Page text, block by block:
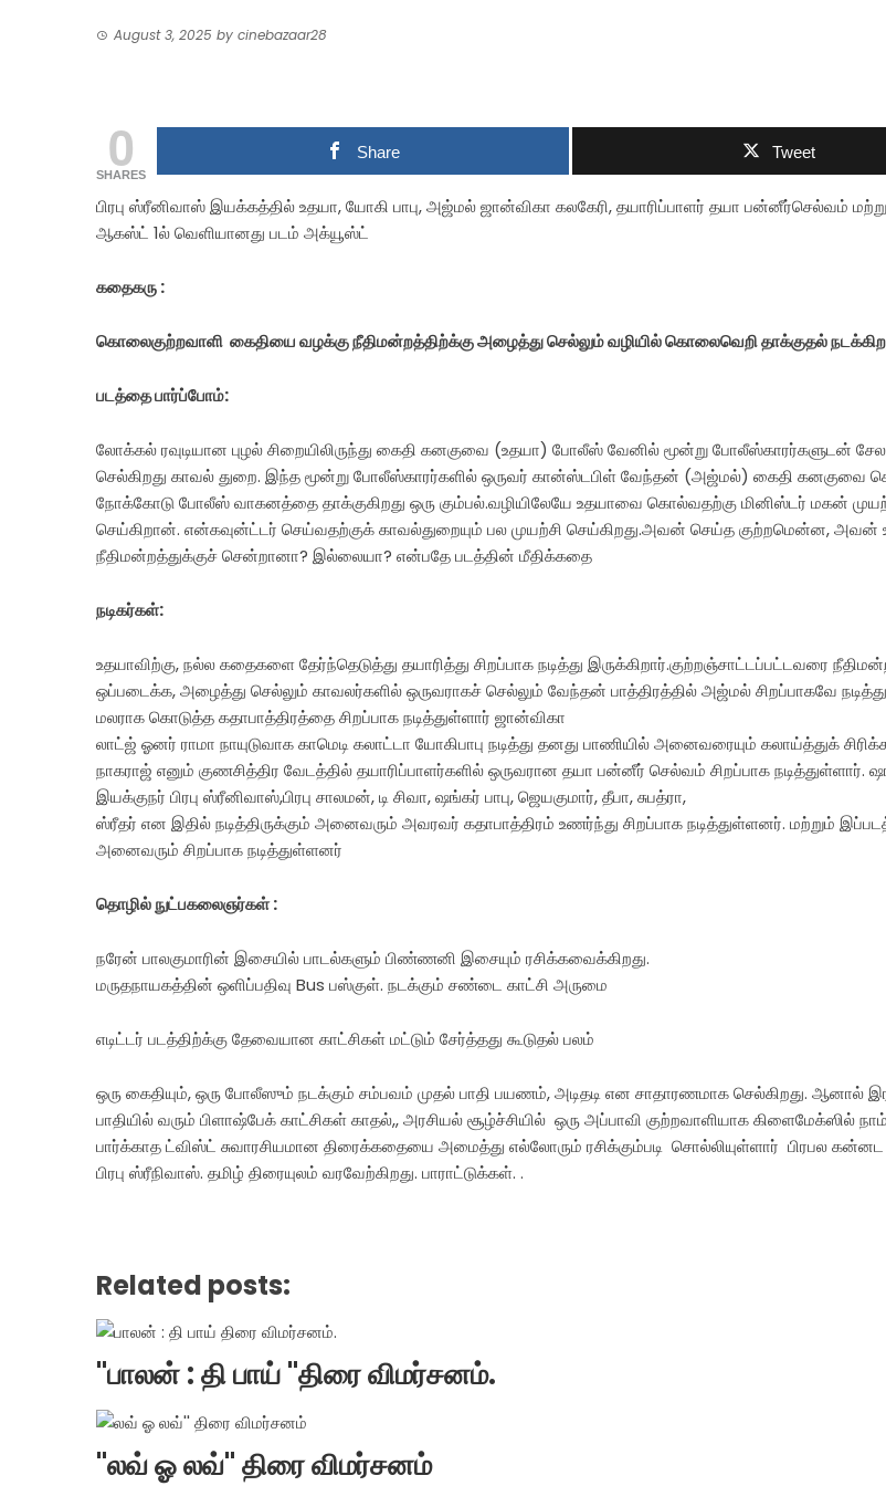
August 3, 2025 by cinebazaar28
0
SHARES
Share Tweet
பிரபு ஸ்ரீனிவாஸ் இயக்கத்தில் உதயா, யோகி பாபு, அஜ்மல் ஜான்விகா கலகேரி, தயாரிப்பாளர் தயா பன்னீர்செல்வம்
ஆகஸ்ட் 1ல் வெளியானது படம் அக்யூஸ்ட்
கதைகரு :
கொலைகுற்றவாளி கைதியை வழக்கு நீதிமன்றத்திற்க்கு அழைத்து செல்லும் வழியில் கொலைவெறி தாக்குதல்
படத்தை பார்ப்போம்:
லோக்கல் ரவுடியான புழல் சிறையிலிருந்து கைதி கனகுவை (உதயா) போலீஸ் வேனில் மூன்று போலீஸ்காரர்களுடன்
செல்கிறது காவல் துறை. இந்த மூன்று போலீஸ்காரர்களில் ஒருவர் கான்ஸ்டபிள் வேந்தன் (அஜ்மல்) கைதி கனகுவை
நோக்கோடு போலீஸ் வாகனத்தை தாக்குகிறது ஒரு கும்பல்.வழியிலேயே உதயாவை கொல்வதற்கு மினிஸ்டர் மகன்
செய்கிறான். என்கவுன்ட்டர் செய்வதற்குக் காவல்துறையும் பல முயற்சி செய்கிறது.அவன் செய்த குற்றமென்ன, அவன்
நீதிமன்றத்துக்குச் சென்றானா? இல்லையா? என்பதே படத்தின் மீதிக்கதை
நடிகர்கள்:
உதயாவிற்கு, நல்ல கதைகளை தேர்ந்தெடுத்து தயாரித்து சிறப்பாக நடித்து இருக்கிறார்.குற்றஞ்சாட்டப்பட்டவரை
ஒப்படைக்க, அழைத்து செல்லும் காவலர்களில் ஒருவராகச் செல்லும் வேந்தன் பாத்திரத்தில் அஜ்மல் சிறப்பாகவே
மலராக கொடுத்த கதாபாத்திரத்தை சிறப்பாக நடித்துள்ளார் ஜான்விகா
லாட்ஜ் ஓனர் ராமா நாயுடுவாக காமெடி கலாட்டா யோகிபாபு நடித்து தனது பாணியில் அனைவரையும் கலாய்த்துக்
நாகராஜ் எனும் குணசித்திர வேடத்தில் தயாரிப்பாளர்களில் ஒருவரான தயா பன்னீர் செல்வம் சிறப்பாக நடித்துள்ளார்.
இயக்குநர் பிரபு ஸ்ரீனிவாஸ்,பிரபு சாலமன், டி சிவா, ஷங்கர் பாபு, ஜெயகுமார், தீபா, சுபத்ரா,
ஸ்ரீதர் என இதில் நடித்திருக்கும் அனைவரும் அவரவர் கதாபாத்திரம் உணர்ந்து சிறப்பாக நடித்துள்ளனர். மற்றும்
அனைவரும் சிறப்பாக நடித்துள்ளனர்
தொழில் நுட்பகலைஞர்கள் :
நரேன் பாலகுமாரின் இசையில் பாடல்களும் பிண்ணனி இசையும் ரசிக்கவைக்கிறது.
மருதநாயகத்தின் ஒளிப்பதிவு Bus பஸ்குள். நடக்கும் சண்டை காட்சி அருமை
எடிட்டர் படத்திற்க்கு தேவையான காட்சிகள் மட்டும் சேர்த்தது கூடுதல் பலம்
ஒரு கைதியும், ஒரு போலீஸும் நடக்கும் சம்பவம் முதல் பாதி பயணம், அடிதடி என சாதாரணமாக செல்கிறது. ஆனால்
பாதியில் வரும் பிளாஷ்பேக் காட்சிகள் காதல்,, அரசியல் சூழ்ச்சியில் ஒரு அப்பாவி குற்றவாளியாக கிளைமேக்ஸில்
பார்க்காத ட்விஸ்ட் சுவாரசியமான திரைக்கதையை அமைத்து எல்லோரும் ரசிக்கும்படி சொல்லியுள்ளார் பிரபல
பிரபு ஸ்ரீநிவாஸ். தமிழ் திரையுலம் வரவேற்கிறது. பாராட்டுக்கள். .
Related posts:
"பாலன் : தி பாய் "திரை விமர்சனம்.
"லவ் ஓ லவ்'' திரை விமர்சனம்